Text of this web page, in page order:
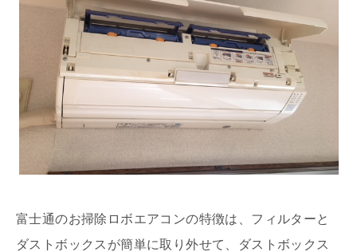
富士通のお掃除ロボエアコンの特徴は、フィルターと
ダストボックスが簡単に取り外せて、ダストボックス